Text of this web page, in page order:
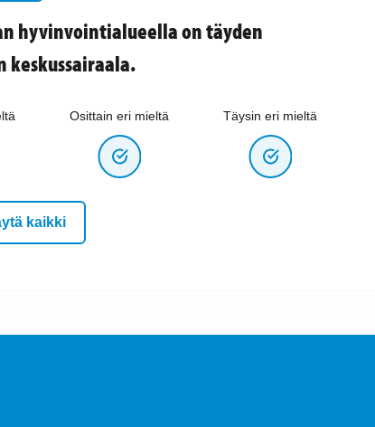
hyvinvointialueella on täyden
keskussairaala.
Osittain eri mieltä Täysin eri mieltä
kaikki